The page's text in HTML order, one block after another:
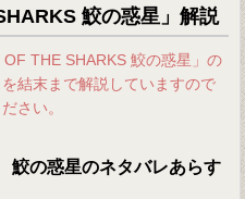
鮫の惑星」解説
THE SHARKS 鮫の惑星」の
結末まで解説していますので
さい。
の惑星のネタバレあらす